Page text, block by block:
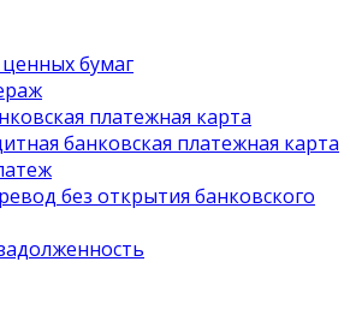
бумаг
платежная карта
банковская платежная карта
без открытия банковского